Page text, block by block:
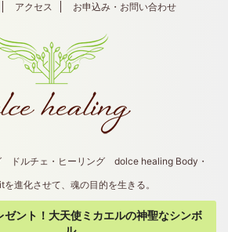
アクセス お申込み・お問い合わせ
ドルチェ・ヒーリング dolce healing Body・
進化させて、魂の目的を生きる。
ゼント！大天使ミカエルの神聖なシンボ
, 2026 All Rights